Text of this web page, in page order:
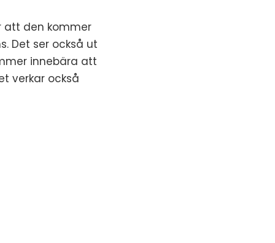
att den kommer
Det ser också ut
innebära att
verkar också